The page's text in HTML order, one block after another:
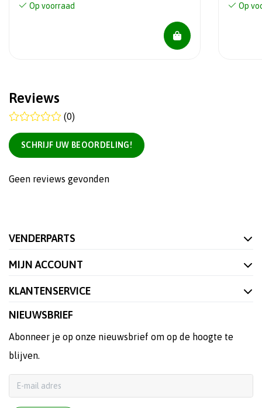
Op voorraad Op
Reviews
(0)
SCHRIJF UW BEOORDELING!
Geen reviews gevonden
VENDERPARTS
MIJN ACCOUNT
KLANTENSERVICE
NIEUWSBRIEF
Abonneer je op onze nieuwsbrief om op de hoogte te
blijven.